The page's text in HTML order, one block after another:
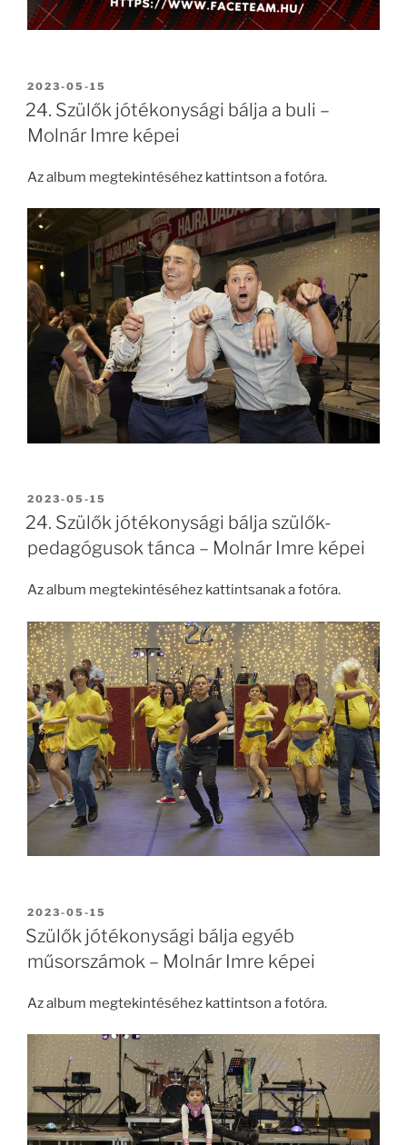
BEKÜLDVE:
2023-05-15
24. Szülők jótékonysági bálja a buli –
Molnár Imre képei
Az album megtekintéséhez kattintson a fotóra.
BEKÜLDVE:
2023-05-15
24. Szülők jótékonysági bálja szülők-
pedagógusok tánca – Molnár Imre képei
Az album megtekintéséhez kattintsanak a fotóra.
BEKÜLDVE:
2023-05-15
Szülők jótékonysági bálja egyéb
műsorszámok – Molnár Imre képei
Az album megtekintéséhez kattintson a fotóra.